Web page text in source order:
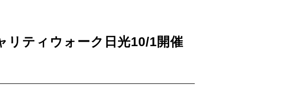
ティウォーク日光10/1開催